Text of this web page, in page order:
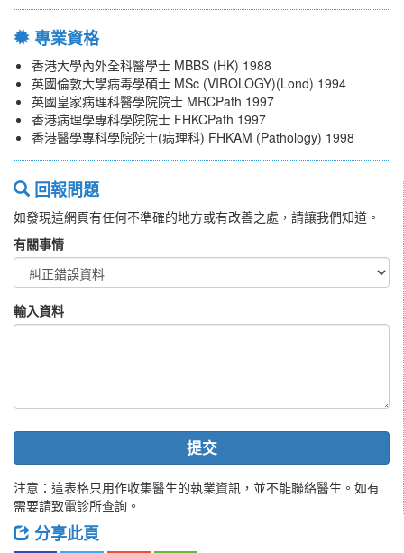
專業資格
香港大學內外全科醫學士 MBBS (HK) 1988
英國倫敦大學病毒學碩士 MSc (VIROLOGY)(Lond) 1994
英國皇家病理科醫學院院士 MRCPath 1997
香港病理學專科學院院士 FHKCPath 1997
香港醫學專科學院院士(病理科) FHKAM (Pathology) 1998
回報問題
如發現這網頁有任何不準確的地方或有改善之處，請讓我們知道。
有關事情
輸入資料
提交
注意：這表格只用作收集醫生的執業資訊，並不能聯絡醫生。如有
需要請致電診所查詢。
分享此頁